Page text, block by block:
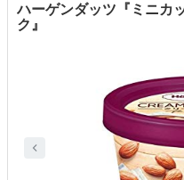
ハーゲンダッツ『ミニカ
ク』